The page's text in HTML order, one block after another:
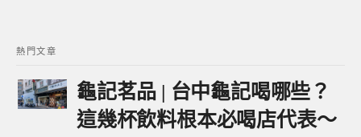
熱門文章
龜記茗品 | 台中龜記喝哪些？
這幾杯飲料根本必喝店代表～